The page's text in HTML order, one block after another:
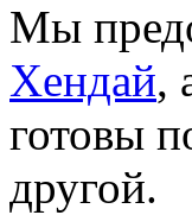
Мы
Хендай,
готовы
другой.